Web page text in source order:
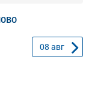
08 авг